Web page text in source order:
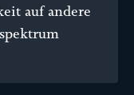
auf andere